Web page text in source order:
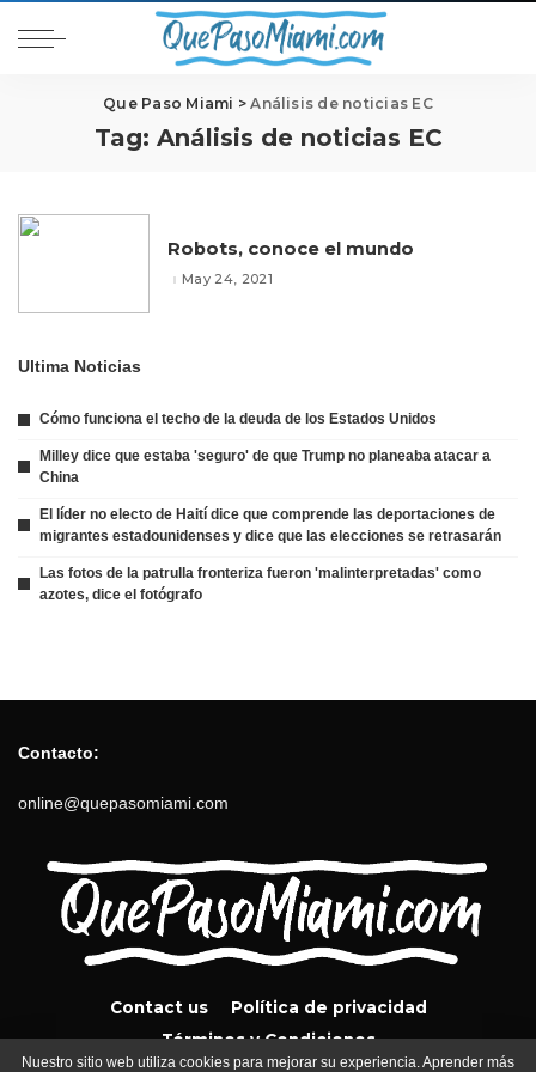
Que Paso Miami >Análisis de noticias EC
Tag: Análisis de noticias EC
Robots, conoce el mundo
May 24, 2021
Ultima Noticias
Cómo funciona el techo de la deuda de los Estados Unidos
Milley dice que estaba 'seguro' de que Trump no planeaba atacar a
China
El líder no electo de Haití dice que comprende las deportaciones de
migrantes estadounidenses y dice que las elecciones se retrasarán
Las fotos de la patrulla fronteriza fueron 'malinterpretadas' como
azotes, dice el fotógrafo
Contacto:
online@quepasomiami.com
Contact us
Política de privacidad
Términos y Condiciones
Nuestro sitio web utiliza cookies para mejorar su experiencia. Aprender más